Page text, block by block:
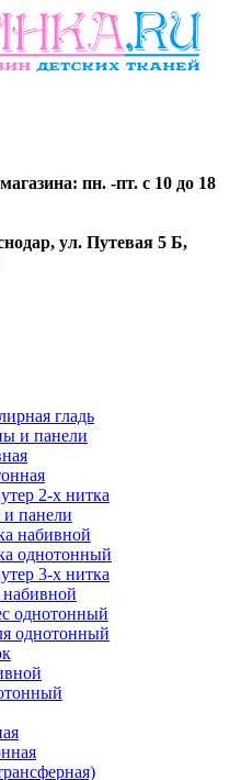
пн. -пт. с 10 до 18
ул. Путевая 5 Б,
гладь
и панели
2-х нитка
панели
набивной
однотонный
3-х нитка
однотонный
однотонный